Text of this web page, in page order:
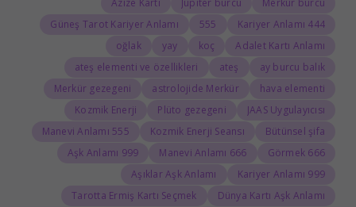
Merkür burcu
Jüpiter burcu
Azize Kartı
444 Kariyer Anlamı
555
Güneş Tarot Kariyer Anlamı
Adalet Kartı Anlamı
koç
yay
oğlak
ay burcu balık
ateş
ateş elementi ve özellikleri
hava elementi
astrolojide Merkür
Merkür gezegeni
JAAS Uygulayıcısı
Plüto gezegeni
Kozmik Enerji
Bütünsel şifa
Kozmik Enerji Seansı
555 Manevi Anlamı
666 Görmek
666 Manevi Anlamı
999 Aşk Anlamı
999 Kariyer Anlamı
Aşıklar Aşk Anlamı
Dünya Kartı Aşk Anlamı
Tarotta Ermiş Kartı Seçmek